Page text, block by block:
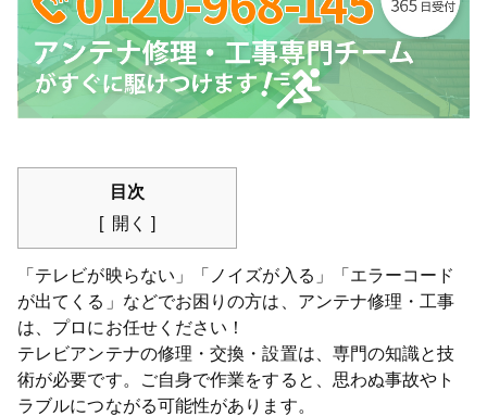
目次
開く
「テレビが映らない」「ノイズが入る」「エラーコード
が出てくる」などでお困りの方は、アンテナ修理・工事
は、プロにお任せください！
テレビアンテナの修理・交換・設置は、専門の知識と技
術が必要です。ご自身で作業をすると、思わぬ事故やト
ラブルにつながる可能性があります。